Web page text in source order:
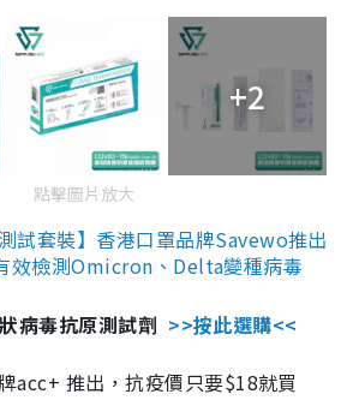
+2
點擊圖片放大
試套裝】香港口罩品牌Savewo推出
效檢測Omicron、Delta變種病毒
病毒抗原測試劑 >>按此選購<<
acc+ 推出，抗疫價只要$18就買